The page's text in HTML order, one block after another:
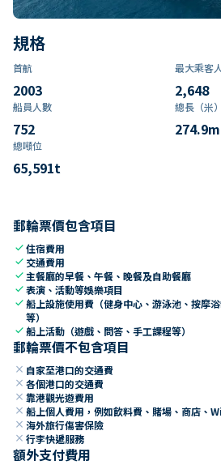
規格
首航
2003
最大乘客
2,648
船員人數
752
總長（米）
274.9m
總噸位
65,591t
郵輪票價包含項目
check住宿費用
check 交通費用
check 主餐廳的早餐、午餐、晚餐及自助餐廳
check表演、活動等娛樂項目
check船上設施使用費（健身中心、游泳池、按摩
等）
check船上活動（遊戲、問答、手工課程等）
郵輪票價不包含項目
close 自家至港口的交通費
close 各個港口的交通費
close 靠港觀光遊費用
close 船上個人費用，例如飲料費、賭場、商店、
close 海外旅行傷害保險
close 行李快遞服務
額外支付費用